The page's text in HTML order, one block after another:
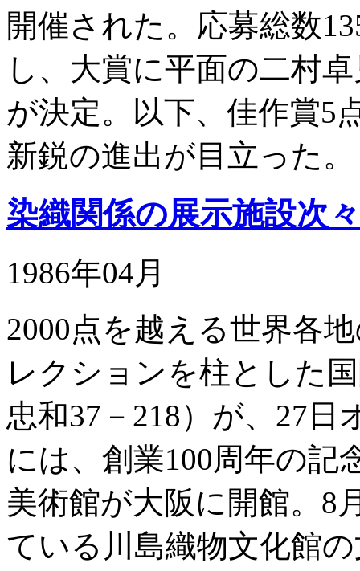
開催された。応募総数
し、大賞に平面の二村
が決定。以下、佳作賞5
新鋭の進出が目立った。
染織関係の展示施設次
1986年04月
2000点を越える世界各
レクションを柱とした
忠和37－218）が、27
には、創業100周年の記
美術館が大阪に開館。8
ている川島織物文化館